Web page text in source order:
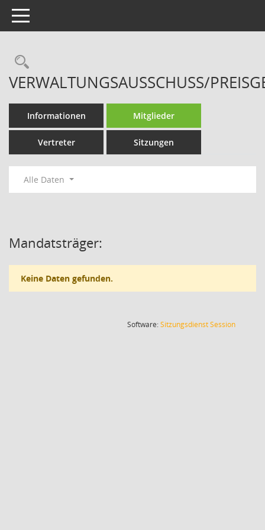
Toggle navigation
Rechercheauswahl
VERWALTUNGSAUSSCHUSS/
Informationen Mitglieder
Vertreter Sitzungen
Alle Daten
Mandatsträger:
Keine Daten gefunden.
Software:SitzungsdienstSession(Wird in